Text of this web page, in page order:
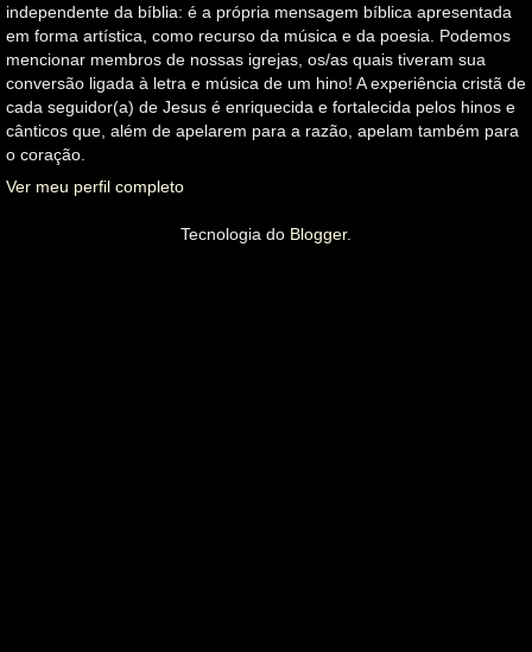
independente da bíblia: é a própria mensagem bíblica apresentada
em forma artística, como recurso da música e da poesia. Podemos
mencionar membros de nossas igrejas, os/as quais tiveram sua
conversão ligada à letra e música de um hino! A experiência cristã de
cada seguidor(a) de Jesus é enriquecida e fortalecida pelos hinos e
cânticos que, além de apelarem para a razão, apelam também para
o coração.
Ver meu perfil completo
Tecnologia do Blogger.